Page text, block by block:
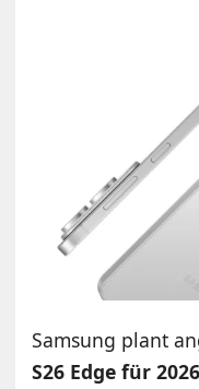
Samsung plant
S26 Edge für 2026